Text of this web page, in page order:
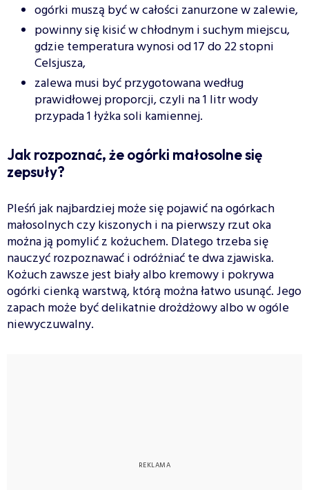
ogórki muszą być w całości zanurzone w zalewie,
powinny się kisić w chłodnym i suchym miejscu,
gdzie temperatura wynosi od 17 do 22 stopni
Celsjusza,
zalewa musi być przygotowana według
prawidłowej proporcji, czyli na 1 litr wody
przypada 1 łyżka soli kamiennej.
Jak rozpoznać, że ogórki małosolne się
zepsuły?
Pleśń jak najbardziej może się pojawić na ogórkach
małosolnych czy kiszonych i na pierwszy rzut oka
można ją pomylić z kożuchem. Dlatego trzeba się
nauczyć rozpoznawać i odróżniać te dwa zjawiska.
Kożuch zawsze jest biały albo kremowy i pokrywa
ogórki cienką warstwą, którą można łatwo usunąć. Jego
zapach może być delikatnie drożdżowy albo w ogóle
niewyczuwalny.